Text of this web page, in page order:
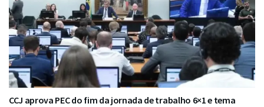
CCJ aprova PEC do fim da jornada de trabalho 6×1 e tema